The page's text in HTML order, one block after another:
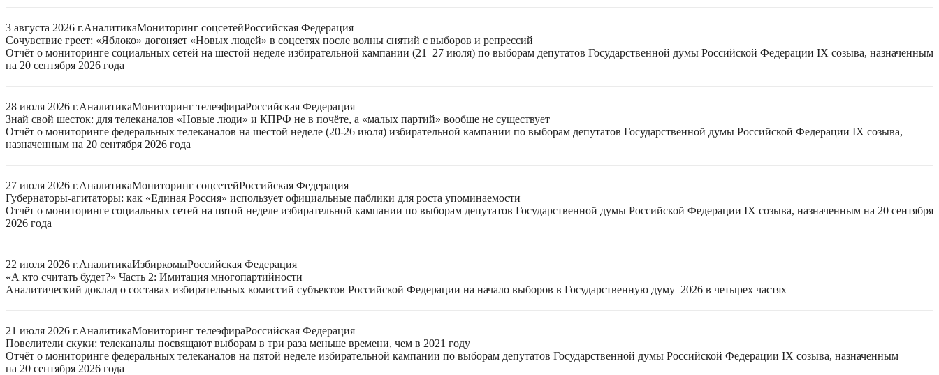
3 августа 2026 г.АналитикаМониторинг соцсетейРоссийская Федерация
Сочувствие греет: «Яблоко» догоняет «Новых людей» в соцсетях после волны снятий с выборов и репрессий
Отчёт о мониторинге социальных сетей на шестой неделе избирательной кампании (21–27 июля) по выборам депутатов Государственной думы Российской Федерации IX созыва, назначенным
на 20 сентября 2026 года
28 июля 2026 г.АналитикаМониторинг телеэфираРоссийская Федерация
Знай свой шесток: для телеканалов «Новые люди» и КПРФ не в почёте, а «малых партий» вообще не существует
Отчёт о мониторинге федеральных телеканалов на шестой неделе (20-26 июля) избирательной кампании по выборам депутатов Государственной думы Российской Федерации IX созыва,
назначенным на 20 сентября 2026 года
27 июля 2026 г.АналитикаМониторинг соцсетейРоссийская Федерация
Губернаторы-агитаторы: как «Единая Россия» использует официальные паблики для роста упоминаемости
Отчёт о мониторинге социальных сетей на пятой неделе избирательной кампании по выборам депутатов Государственной думы Российской Федерации IX созыва, назначенным на 20 сентября
2026 года
22 июля 2026 г.АналитикаИзбиркомыРоссийская Федерация
«А кто считать будет?» Часть 2: Имитация многопартийности
Аналитический доклад о составах избирательных комиссий субъектов Российской Федерации на начало выборов в Государственную думу–2026 в четырех частях
21 июля 2026 г.АналитикаМониторинг телеэфираРоссийская Федерация
Повелители скуки: телеканалы посвящают выборам в три раза меньше времени, чем в 2021 году
Отчёт о мониторинге федеральных телеканалов на пятой неделе избирательной кампании по выборам депутатов Государственной думы Российской Федерации IX созыва, назначенным
на 20 сентября 2026 года